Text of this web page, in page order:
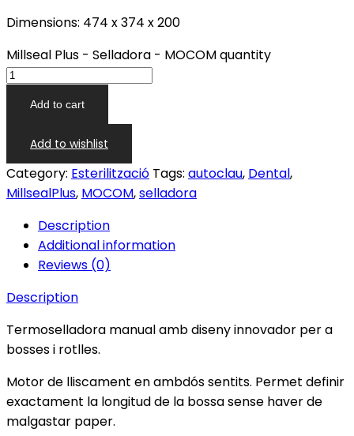
Dimensions: 474 x 374 x 200
Millseal Plus - Selladora - MOCOM quantity
Add to cart
Add to wishlist
Category: Esterilització Tags: autoclau, Dental,
MillsealPlus, MOCOM,selladora
Description
Additional information
Reviews (0)
Description
Termoselladora manual amb diseny innovador per a
bosses i rotlles.
Motor de lliscament en ambdós sentits. Permet definir
exactament la longitud de la bossa sense haver de
malgastar paper.